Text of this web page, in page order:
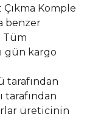
Çıkma Komple
benzer
Tüm
gün kargo
tarafından
tarafından
üreticinin